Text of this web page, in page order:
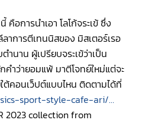
อการนำเอา โลโก้จระเข้ ซึ่ง
การตีเทนนิสของ มิสเตอร์เรอ
นาน ผู้เปรียบจระเข้ว่าเป็น
ำว่ายอมแพ้ มาตีโจทย์ใหม่แต่จะ
ต้คอนเว็ปต์แบบไหน ติดตามได้ที่
sport-style-cafe-ari/…
2023 collection from